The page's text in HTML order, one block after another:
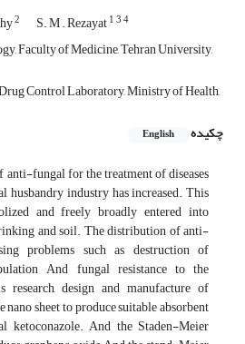
2 S. M . Rezayat134
Faculty of Medicine, Tehran University,
Control Laboratory, Ministry of Health,
چکیده
English
anti-fungal for the treatment of diseases
husbandry industry has increased. This
and freely broadly entered into
and soil. The distribution of anti-
problems such as destruction of
And fungal resistance to the
design and manufacture of
sheet to produce suitable absorbent
ketoconazole. And the Staden-Meier